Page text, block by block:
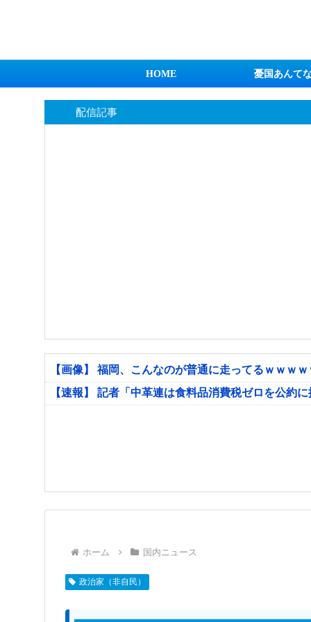
HOME 憂国あんて
配信記事
【画像】 福岡、こんなのが普通に走ってるｗｗｗ
【速報】 記者「中革連は食料品消費税ゼロを公約
ホーム 国内ニュース
政治家（非自民）